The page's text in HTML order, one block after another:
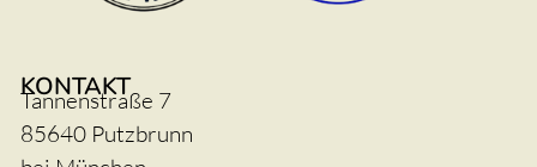
KONTAKT
Tannenstraße 7
85640 Putzbrunn